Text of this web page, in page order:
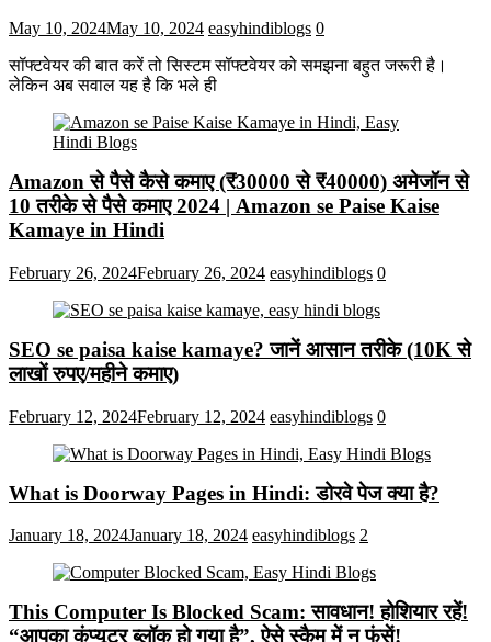
May 10, 2024May 10, 2024 easyhindiblogs 0
सॉफ्टवेयर की बात करें तो सिस्टम सॉफ्टवेयर को समझना बहुत जरूरी है।
लेकिन अब सवाल यह है कि भले ही
Amazon से पैसे कैसे कमाए (₹30000 से ₹40000) अमेजॉन से
10 तरीके से पैसे कमाए 2024 | Amazon se Paise Kaise
Kamaye in Hindi
February 26, 2024February 26, 2024 easyhindiblogs 0
SEO se paisa kaise kamaye? जानें आसान तरीके (10K से
लाखों रुपए/महीने कमाए)
February 12, 2024February 12, 2024 easyhindiblogs 0
What is Doorway Pages in Hindi: डोरवे पेज क्या है?
January 18, 2024January 18, 2024 easyhindiblogs 2
This Computer Is Blocked Scam: सावधान! होशियार रहें!
“आपका कंप्यूटर ब्लॉक हो गया है”, ऐसे स्कैम में न फंसें!